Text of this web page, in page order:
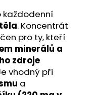
každodenní
. Koncentrát
pro ty, kteří
minerálů a
zdroje
vhodný při
a